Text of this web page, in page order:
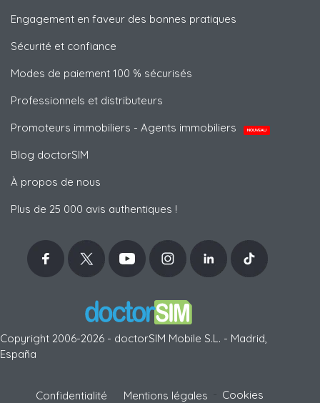
Engagement en faveur des bonnes pratiques
Sécurité et confiance
Modes de paiement 100 % sécurisés
Professionnels et distributeurs
Promoteurs immobiliers - Agents immobiliers
NOUVEAU
Blog doctorSIM
À propos de nous
Plus de 25 000 avis authentiques !
Copyright 2006-2026 - doctorSIM Mobile S.L. - Madrid,
España
Confidentialité Mentions légales Cookies